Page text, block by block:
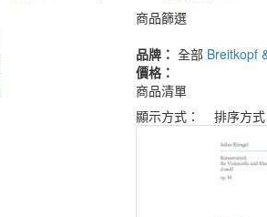
商品篩選
品牌： 全部 Breitkopf
價格：
商品清單
顯示方式：
排序方式